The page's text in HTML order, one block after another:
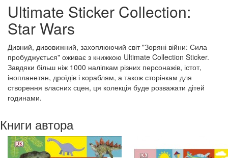
Ultimate Sticker Collection:
Star Wars
Дивний, дивовижний, захоплюючий світ "Зоряні війни: Сила
пробуджується" оживає з книжкою Ultimate Collection Sticker.
Завдяки більш ніж 1000 наліпкам різних персонажів, істот,
інопланетян, дроїдів і кораблям, а також сторінкам для
створення власних сцен, ця колекція буде розважати дітей
годинами.
Книги автора